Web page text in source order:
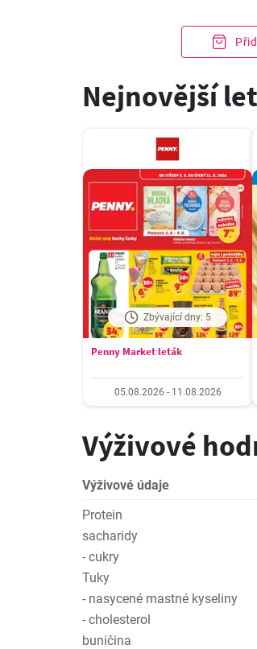
Nejnovější
Zbývající dny: 5
Penny Market leták
05.08.2026 - 11.08.2026
Výživové
Výživové údaje
Protein
sacharidy
- cukry
Tuky
- nasycené mastné kyseliny
- cholesterol
buničina